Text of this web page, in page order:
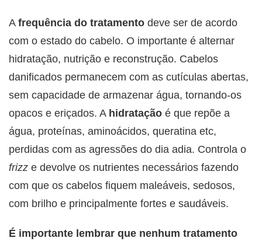
A frequência do tratamento deve ser de acordo
com o estado do cabelo. O importante é alternar
hidratação, nutrição e reconstrução. Cabelos
danificados permanecem com as cutículas abertas,
sem capacidade de armazenar água, tornando-os
opacos e eriçados. A hidratação é que repõe a
água, proteínas, aminoácidos, queratina etc,
perdidas com as agressões do dia adia. Controla o
frizz e devolve os nutrientes necessários fazendo
com que os cabelos fiquem maleáveis, sedosos,
com brilho e principalmente fortes e saudáveis.
É importante lembrar que nenhum tratamento